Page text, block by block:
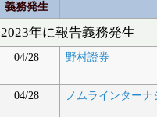
義務発生
2023年に報告義務発生
04/28 野村證券
04/28 ノムラインター